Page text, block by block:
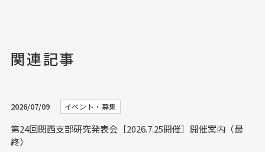
関連記事
2026/07/09 イベント・募集
第24回関西支部研究発表会［2026.7.25開催］開催案内（最
終）